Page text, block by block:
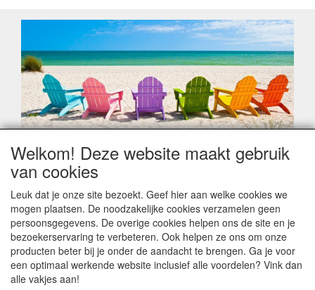
Geachte klant,
Zoals elk jaar zorgt de verlofperiode, naast een hoop
leveringsproblemen.
Sommige fabrikanten sluiten of werken met een
vakantiebezetting.
Bestellingen die vanaf +/- 15 juli geplaatst worden kunnen
hierdoor vertraging oplopen. Wanneer die voorradig is en alle
betalingsmodaliteiten zijn vervuld dan de bestelling verstuurd
worden. Indien deze nog terug moeten binnen komen dan is
Welkom! Deze website maakt gebruik
van cookies
Leuk dat je onze site bezoekt. Geef hier aan welke cookies we
mogen plaatsen. De noodzakelijke cookies verzamelen geen
persoonsgegevens. De overige cookies helpen ons de site en je
bezoekerservaring te verbeteren. Ook helpen ze ons om onze
producten beter bij je onder de aandacht te brengen. Ga je voor
een optimaal werkende website inclusief alle voordelen? Vink dan
alle vakjes aan!